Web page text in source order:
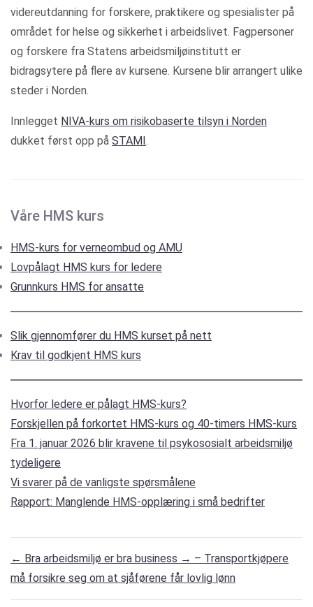
videreutdanning for forskere, praktikere og spesialister på
området for helse og sikkerhet i arbeidslivet. Fagpersoner
og forskere fra Statens arbeidsmiljøinstitutt er
bidragsytere på flere av kursene. Kursene blir arrangert ulike
steder i Norden.
Innlegget NIVA-kurs om risikobaserte tilsyn i Norden
dukket først opp på STAMI.
Våre HMS kurs
HMS-kurs for verneombud og AMU
Lovpålagt HMS kurs for ledere
Grunnkurs HMS for ansatte
Slik gjennomfører du HMS kurset på nett
Krav til godkjent HMS kurs
Hvorfor ledere er pålagt HMS-kurs?
Forskjellen på forkortet HMS-kurs og 40-timers HMS-kurs
Fra 1. januar 2026 blir kravene til psykososialt arbeidsmiljø
tydeligere
Vi svarer på de vanligste spørsmålene
Rapport: Manglende HMS-opplæring i små bedrifter
← Bra arbeidsmiljø er bra business → – Transportkjøpere
må forsikre seg om at sjåførene får lovlig lønn